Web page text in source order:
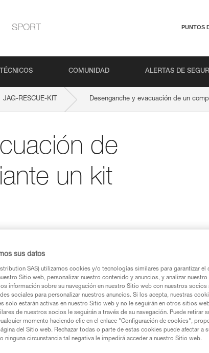
SPORT PUNTOS
COMUNIDAD ALERTAS DE
JAG-RESCUE-KIT Desenganche y evacuación de un
de
un kit
de trabajo permite una intervención
utilizados en este consejo antes de
de la ficha técnica para poder comprender
un entrenamiento específico. Confirme a
sus datos
SAS) utilizamos cookies y/o tecnologías similares para garantizar el
Sitio web, personalizar nuestro contenido y anuncios, y analizar
información sobre su navegación en nuestro Sitio web con nuestros socios
sociales para personalizar nuestros anuncios. Si los acepta, nuestras
solo estarán activas en nuestro Sitio web y no le seguirán en otros sitios
de nuestros socios le seguirán a través de su navegación. Puede retirar
momento haciendo clic en el enlace "Configuración de cookies",
del Sitio web. Rechazar todas o parte de estas cookies puede afectar a
ninguna circunstancia tal negativa le impedirá acceder a nuestro Sitio web.